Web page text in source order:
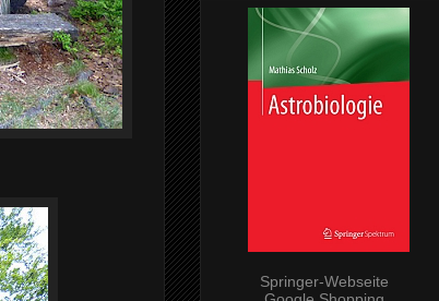
Springer-Webseite